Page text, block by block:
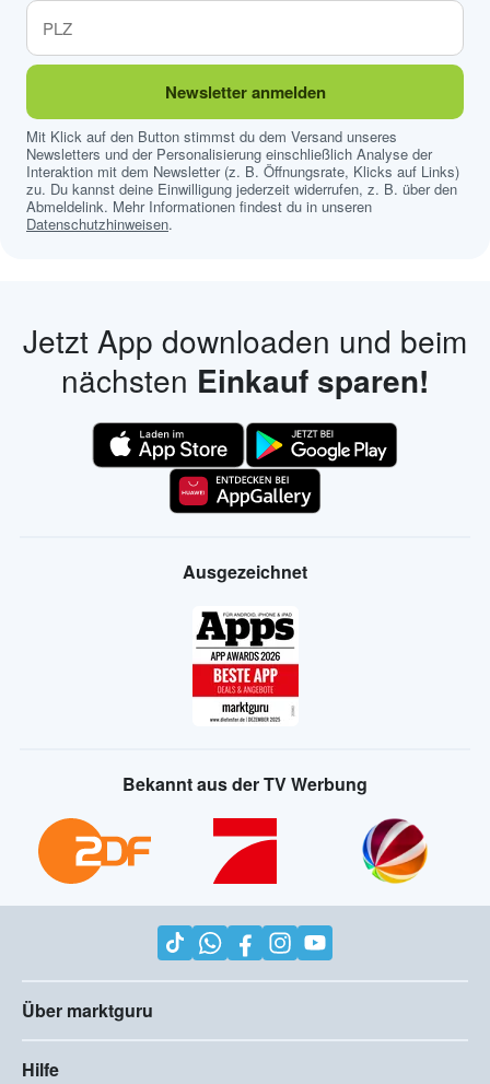
Newsletter anmelden
Mit Klick auf den Button stimmst du dem Versand unseres
Newsletters und der Personalisierung einschließlich Analyse der
Interaktion mit dem Newsletter (z. B. Öffnungsrate, Klicks auf Links)
zu. Du kannst deine Einwilligung jederzeit widerrufen, z. B. über den
Abmeldelink. Mehr Informationen findest du in unseren
Datenschutzhinweisen.
Jetzt App downloaden und beim
nächsten Einkauf sparen!
Ausgezeichnet
Bekannt aus der TV Werbung
Über marktguru
Hilfe